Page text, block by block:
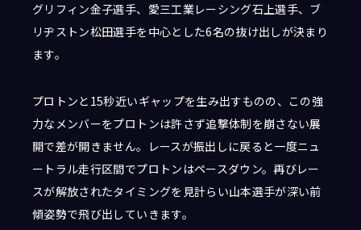
グリフィン金子選手、愛三工業レーシング石上選手、ブ
リヂストン松田選手を中心とした6名の抜け出しが決まり
ます。
プロトンと15秒近いギャップを生み出すものの、この強
力なメンバーをプロトンは許さず追撃体制を崩さない展
開で差が開きません。レースが振出しに戻ると一度ニュ
ートラル走行区間でプロトンはペースダウン。再びレー
スが解放されたタイミングを見計らい山本選手が深い前
傾姿勢で飛び出していきます。